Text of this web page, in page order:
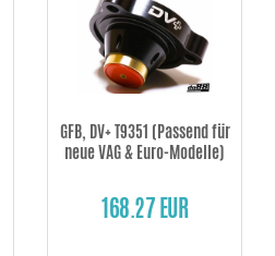
GFB, DV+ T9351 (Passend für
neue VAG & Euro-Modelle)
168.27 EUR